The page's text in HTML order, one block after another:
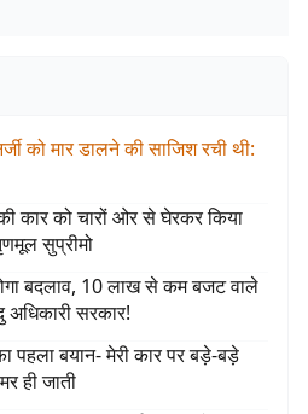
को मार डालने की साजिश रची थी:
कार को चारों ओर से घेरकर किया
सुप्रीमो
बदलाव, 10 लाख से कम बजट वाले
अधिकारी सरकार!
पहला बयान- मेरी कार पर बड़े-बड़े
ही जाती